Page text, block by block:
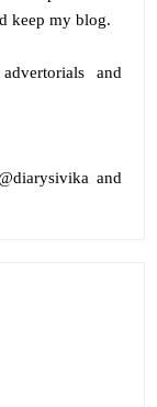
keep my blog.
and
and